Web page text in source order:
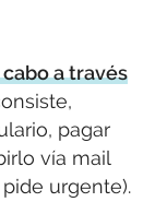
a través
pagar
vía mail
urgente).